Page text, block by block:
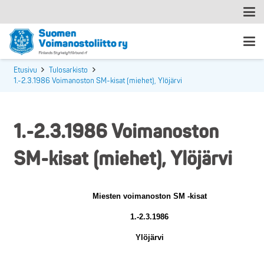
Etusivu
Tulosarkisto
1.-2.3.1986 Voimanoston SM-kisat (miehet), Ylöjärvi
1.-2.3.1986 Voimanoston
SM-kisat (miehet), Ylöjärvi
Miesten voimanoston SM -kisat
1.-2.3.1986
Ylöjärvi